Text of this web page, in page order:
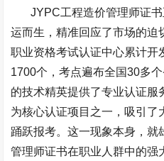
JYPC工程造价管理师证
运而生，精准回应了市场的迫
职业资格考试认证中心累计开
1700个，考点遍布全国30多
的技术精英提供了专业认证
为核心认证项目之一，吸引了
踊跃报考。这一现象本身，就
管理师证书在职业人群中的强